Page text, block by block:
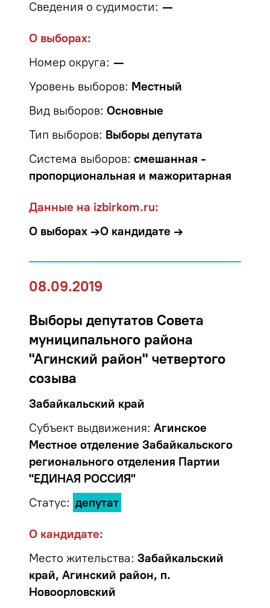
Сведения о судимости: —
О выборах:
Номер округа: —
Уровень выборов: Местный
Вид выборов: Основные
Тип выборов: Выборы депутата
Система выборов: смешанная -
пропорциональная и мажоритарная
Данные на izbirkom.ru:
О выборах →О кандидате →
08.09.2019
Выборы депутатов Совета
муниципального района
"Агинский район" четвертого
созыва
Забайкальский край
Субъект выдвижения: Агинское
Местное отделение Забайкальского
регионального отделения Партии
"ЕДИНАЯ РОССИЯ"
Статус: депутат
О кандидате:
Место жительства: Забайкальский
край, Агинский район, п.
Новоорловский